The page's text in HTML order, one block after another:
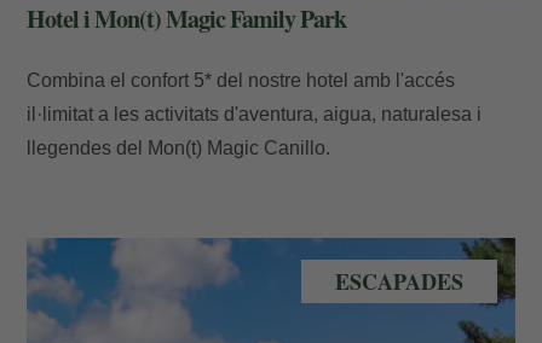
Hotel i Mon(t) Magic Family Park
Combina el confort 5* del nostre hotel amb l'accés
il·limitat a les activitats d'aventura, aigua, naturalesa i
llegendes del Mon(t) Magic Canillo.
ESCAPADES